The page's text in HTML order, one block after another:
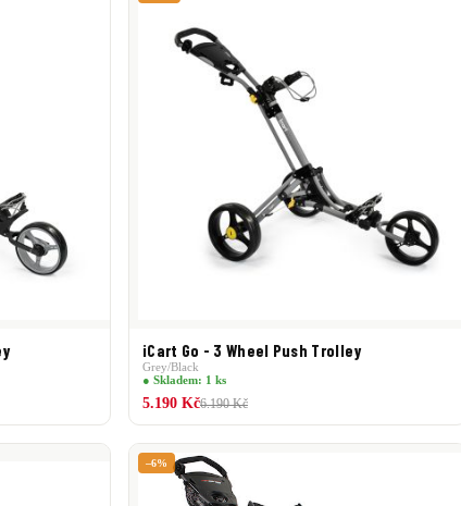
iCart Go - 3 Wheel Push Trolley
Grey/Black
● Skladem: 1 ks
5.190 Kč6.190 Kč
–6%